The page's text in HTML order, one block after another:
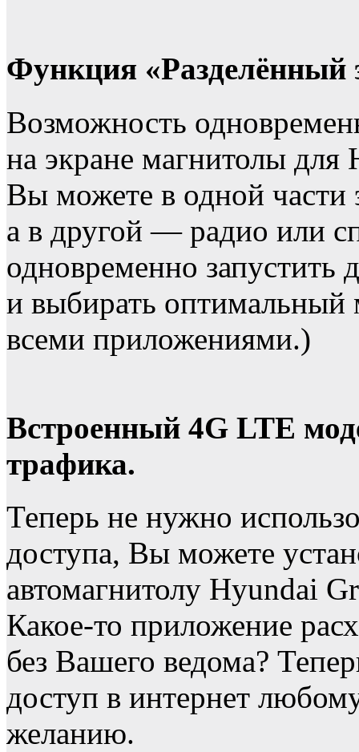
Функция «Разделённый
Возможность
на экране магнитолы
Вы можете в одной части
а в другой — радио или
одновременно
и выбирать оптимальный
всеми приложениями.)
Встроенный 4G LTE
трафика.
Теперь не нужно
доступа, Вы можете
автомагнитолу Hyundai
Какое-то приложение
без Вашего ведома?
доступ в интернет
желанию.